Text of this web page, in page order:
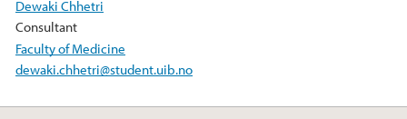
Dewaki Chhetri
Consultant
Faculty of Medicine
dewaki.chhetri@student.uib.no